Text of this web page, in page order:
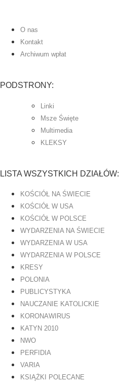
O nas
Kontakt
Archiwum wpłat
PODSTRONY:
Linki
Msze Święte
Multimedia
KLEKSY
LISTA WSZYSTKICH DZIAŁÓW:
KOŚCIÓŁ NA ŚWIECIE
KOŚCIÓŁ W USA
KOŚCIÓŁ W POLSCE
WYDARZENIA NA ŚWIECIE
WYDARZENIA W USA
WYDARZENIA W POLSCE
KRESY
POLONIA
PUBLICYSTYKA
NAUCZANIE KATOLICKIE
KORONAWIRUS
KATYN 2010
NWO
PERFIDIA
VARIA
KSIĄŻKI POLECANE